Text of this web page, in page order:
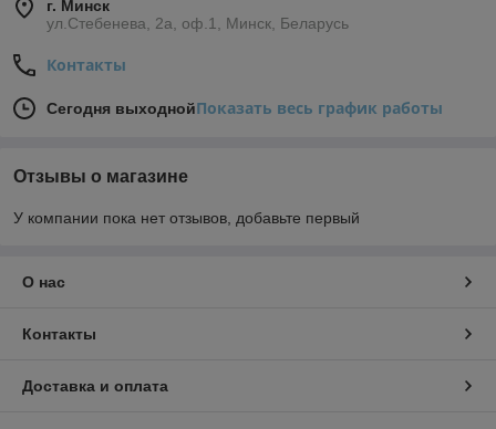
г. Минск
ул.Стебенева, 2а, оф.1, Минск, Беларусь
Контакты
Сегодня выходнойПоказать весь график работы
Отзывы о магазине
У компании пока нет отзывов, добавьте первый
О нас
Контакты
Доставка и оплата